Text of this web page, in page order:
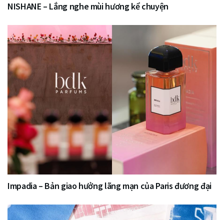
NISHANE – Lắng nghe mùi hương kể chuyện
Impadia – Bản giao hưởng lãng mạn của Paris đương đại